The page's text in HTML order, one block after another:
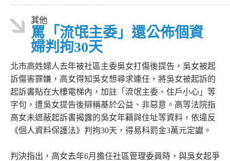
其他
罵「流氓主委」還公佈個資
婦判拘30天
北市高姓婦人去年被社區主委吳女打傷後提告，吳女被起
訴傷害罪嫌，高女得知吳女想尋求連任，將吳女被起訴的
起訴書貼在大樓電梯內，加註「流氓主委、住戶小心」等
字句，遭吳女提告後辯稱基於公益、非惡意。高等法院指
高女未遮蔽起訴書揭露的吳女年籍與住址等資料，依違反
《個人資料保護法》判拘30天，得易科罰金3萬元定讞。
判決指出，高女去年6月擔任社區管理委員時，與吳女起爭